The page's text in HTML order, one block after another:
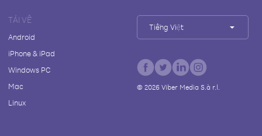
TẢI VỀ
Android
iPhone & iPad
Windows PC
Mac
Linux
Tiếng Việt
© 2026Viber Media S.à r.l.